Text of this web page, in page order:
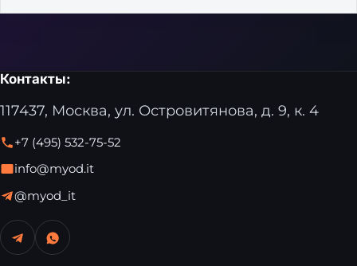
Контакты:
117437, Москва, ул. Островитянова, д. 9, к. 4
+7 (495) 532-75-52
info@myod.it
@myod_it